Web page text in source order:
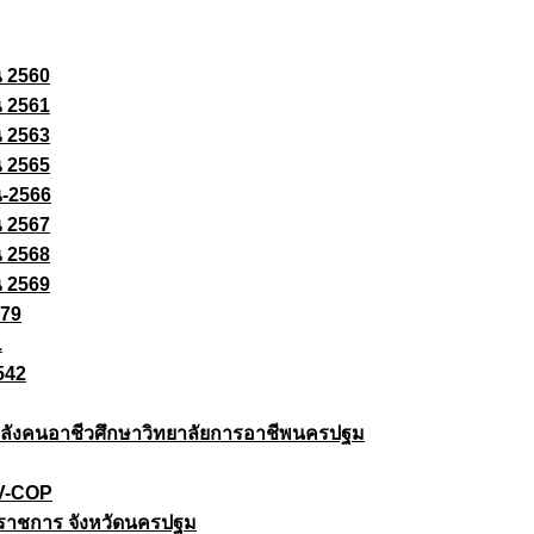
2560
2561
2563
2565
2566
2567
2568
2569
งคนอาชีวศึกษาวิทยาลัยการอาชีพนครปฐม
COP
าชการ จังหวัดนครปฐม